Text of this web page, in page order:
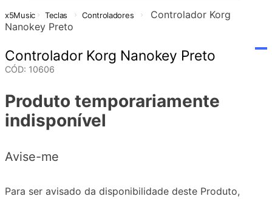
Teclas Controladores
Controlador Korg
Nanokey Preto
Controlador Korg Nanokey Preto
CÓD: 10606
Produto temporariamente
indisponível
Avise-me
Para ser avisado da disponibilidade deste Produto,